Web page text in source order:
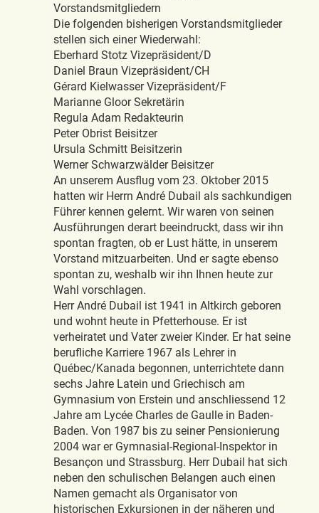
Vorstandsmitgliedern
Die folgenden bisherigen Vorstandsmitglieder
stellen sich einer Wiederwahl:
Eberhard Stotz Vizepräsident/D
Daniel Braun Vizepräsident/CH
Gérard Kielwasser Vizepräsident/F
Marianne Gloor Sekretärin
Regula Adam Redakteurin
Peter Obrist Beisitzer
Ursula Schmitt Beisitzerin
Werner Schwarzwälder Beisitzer
An unserem Ausflug vom 23. Oktober 2015
hatten wir Herrn André Dubail als sachkundigen
Führer kennen gelernt. Wir waren von seinen
Ausführungen derart beeindruckt, dass wir ihn
spontan fragten, ob er Lust hätte, in unserem
Vorstand mitzuarbeiten. Und er sagte ebenso
spontan zu, weshalb wir ihn Ihnen heute zur
Wahl vorschlagen.
Herr André Dubail ist 1941 in Altkirch geboren
und wohnt heute in Pfetterhouse. Er ist
verheiratet und Vater zweier Kinder. Er hat seine
berufliche Karriere 1967 als Lehrer in
Québec/Kanada begonnen, unterrichtete dann
sechs Jahre Latein und Griechisch am
Gymnasium von Erstein und anschliessend 12
Jahre am Lycée Charles de Gaulle in Baden-
Baden. Von 1987 bis zu seiner Pensionierung
2004 war er Gymnasial-Regional-Inspektor in
Besançon und Strassburg. Herr Dubail hat sich
neben den schulischen Belangen auch einen
Namen gemacht als Organisator von
historischen Exkursionen in der näheren und